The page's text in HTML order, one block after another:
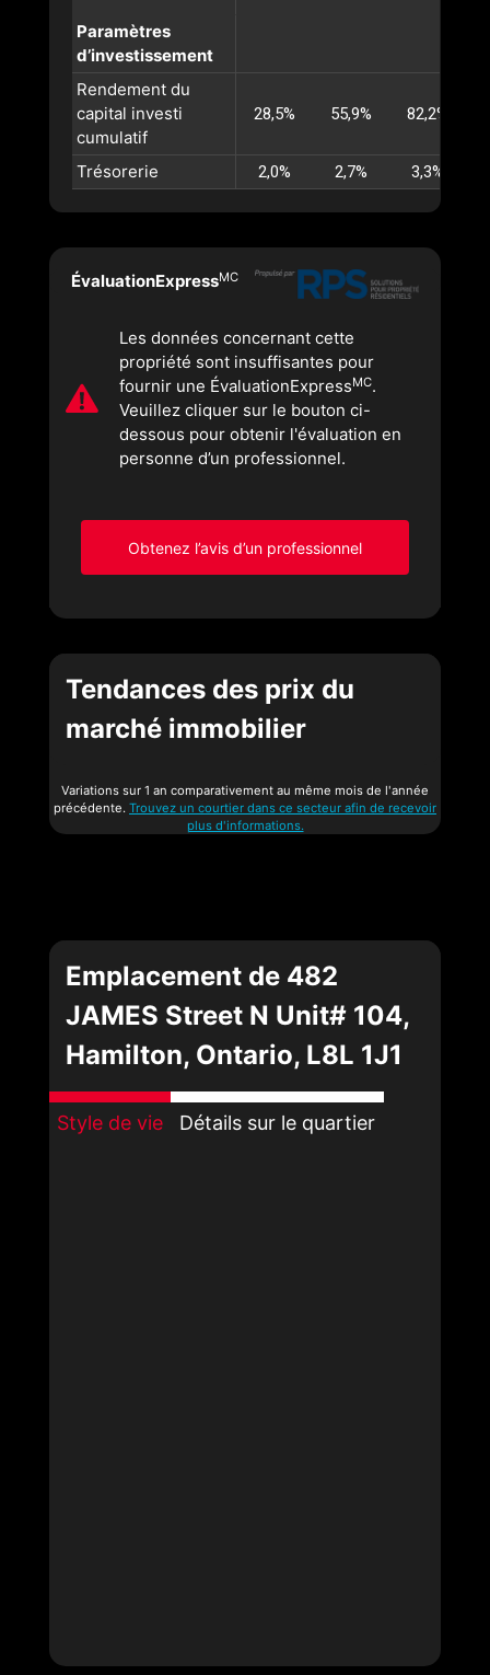
Paramètres
d’investissement
Rendement du
capital investi
cumulatif
28,5% 55,9% 82,2%
Trésorerie 2,0% 2,7% 3,3%
ÉvaluationExpressMC
Les données concernant cette
propriété sont insuffisantes pour
fournir une ÉvaluationExpressMC.
Veuillez cliquer sur le bouton ci-
dessous pour obtenir l'évaluation en
personne d’un professionnel.
Obtenez l’avis d’un professionnel
Tendances des prix du
marché immobilier
Variations sur 1 an comparativement au même mois de l'année
précédente. Trouvez un courtier dans ce secteur afin de recevoir
plus d'informations.
Emplacement de 482
JAMES Street N Unit# 104,
Hamilton, Ontario, L8L 1J1
Style de vie Détails sur le quartier